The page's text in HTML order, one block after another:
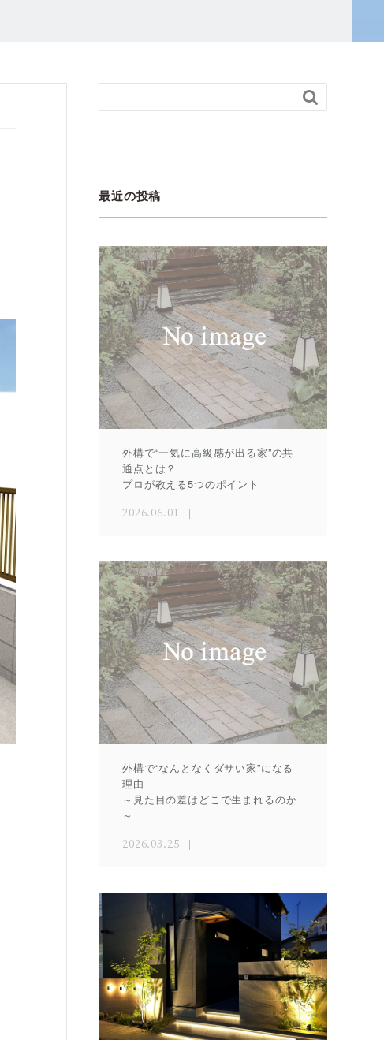

最近の投稿
外構で“一気に高級感が出る家”の共
通点とは？
プロが教える5つのポイント
2026.06.01
外構で“なんとなくダサい家”になる
理由
～見た目の差はどこで生まれるのか
～
2026.03.25